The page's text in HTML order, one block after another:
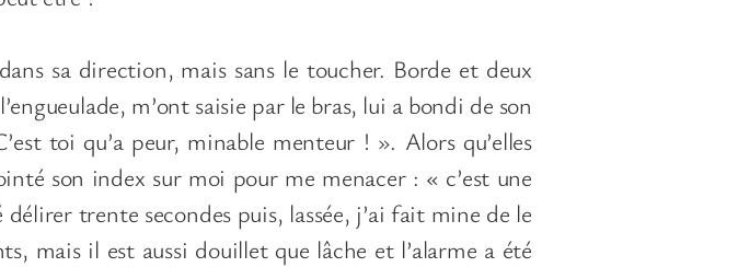
sa direction, mais sans le toucher. Borde et deux
m’ont saisie par le bras, lui a bondi de son
toi qu’a peur, minable menteur ! ». Alors qu’elles
son index sur moi pour me menacer : « c’est une
délirer trente secondes puis, lassée, j’ai fait mine de le
mais il est aussi douillet que lâche et l’alarme a été